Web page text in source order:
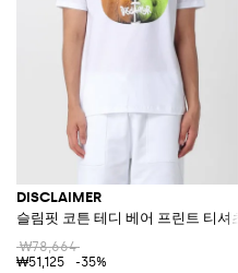
DISCLAIMER
슬림핏 코튼 테디 베어 프린트 티셔츠
₩78,664
₩51,125
-35%